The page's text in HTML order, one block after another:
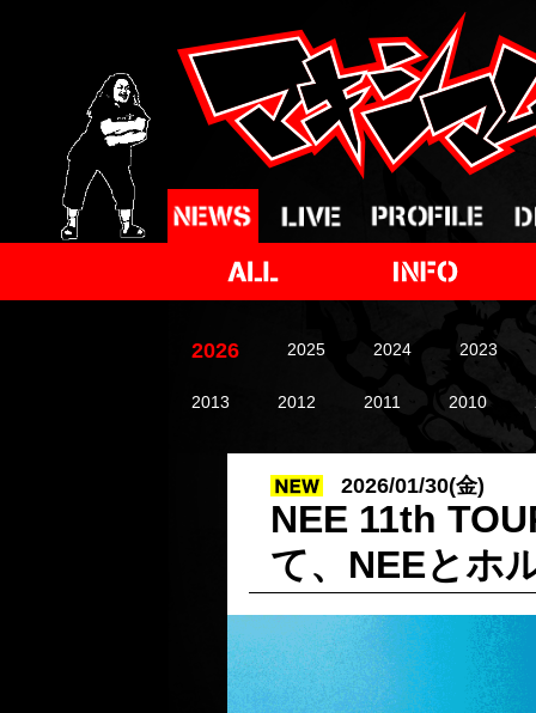
2026 2025 2024 2023
2013 2012 2011 2010
2026/01/30(金)
NEE 11th
て、NEEとホ